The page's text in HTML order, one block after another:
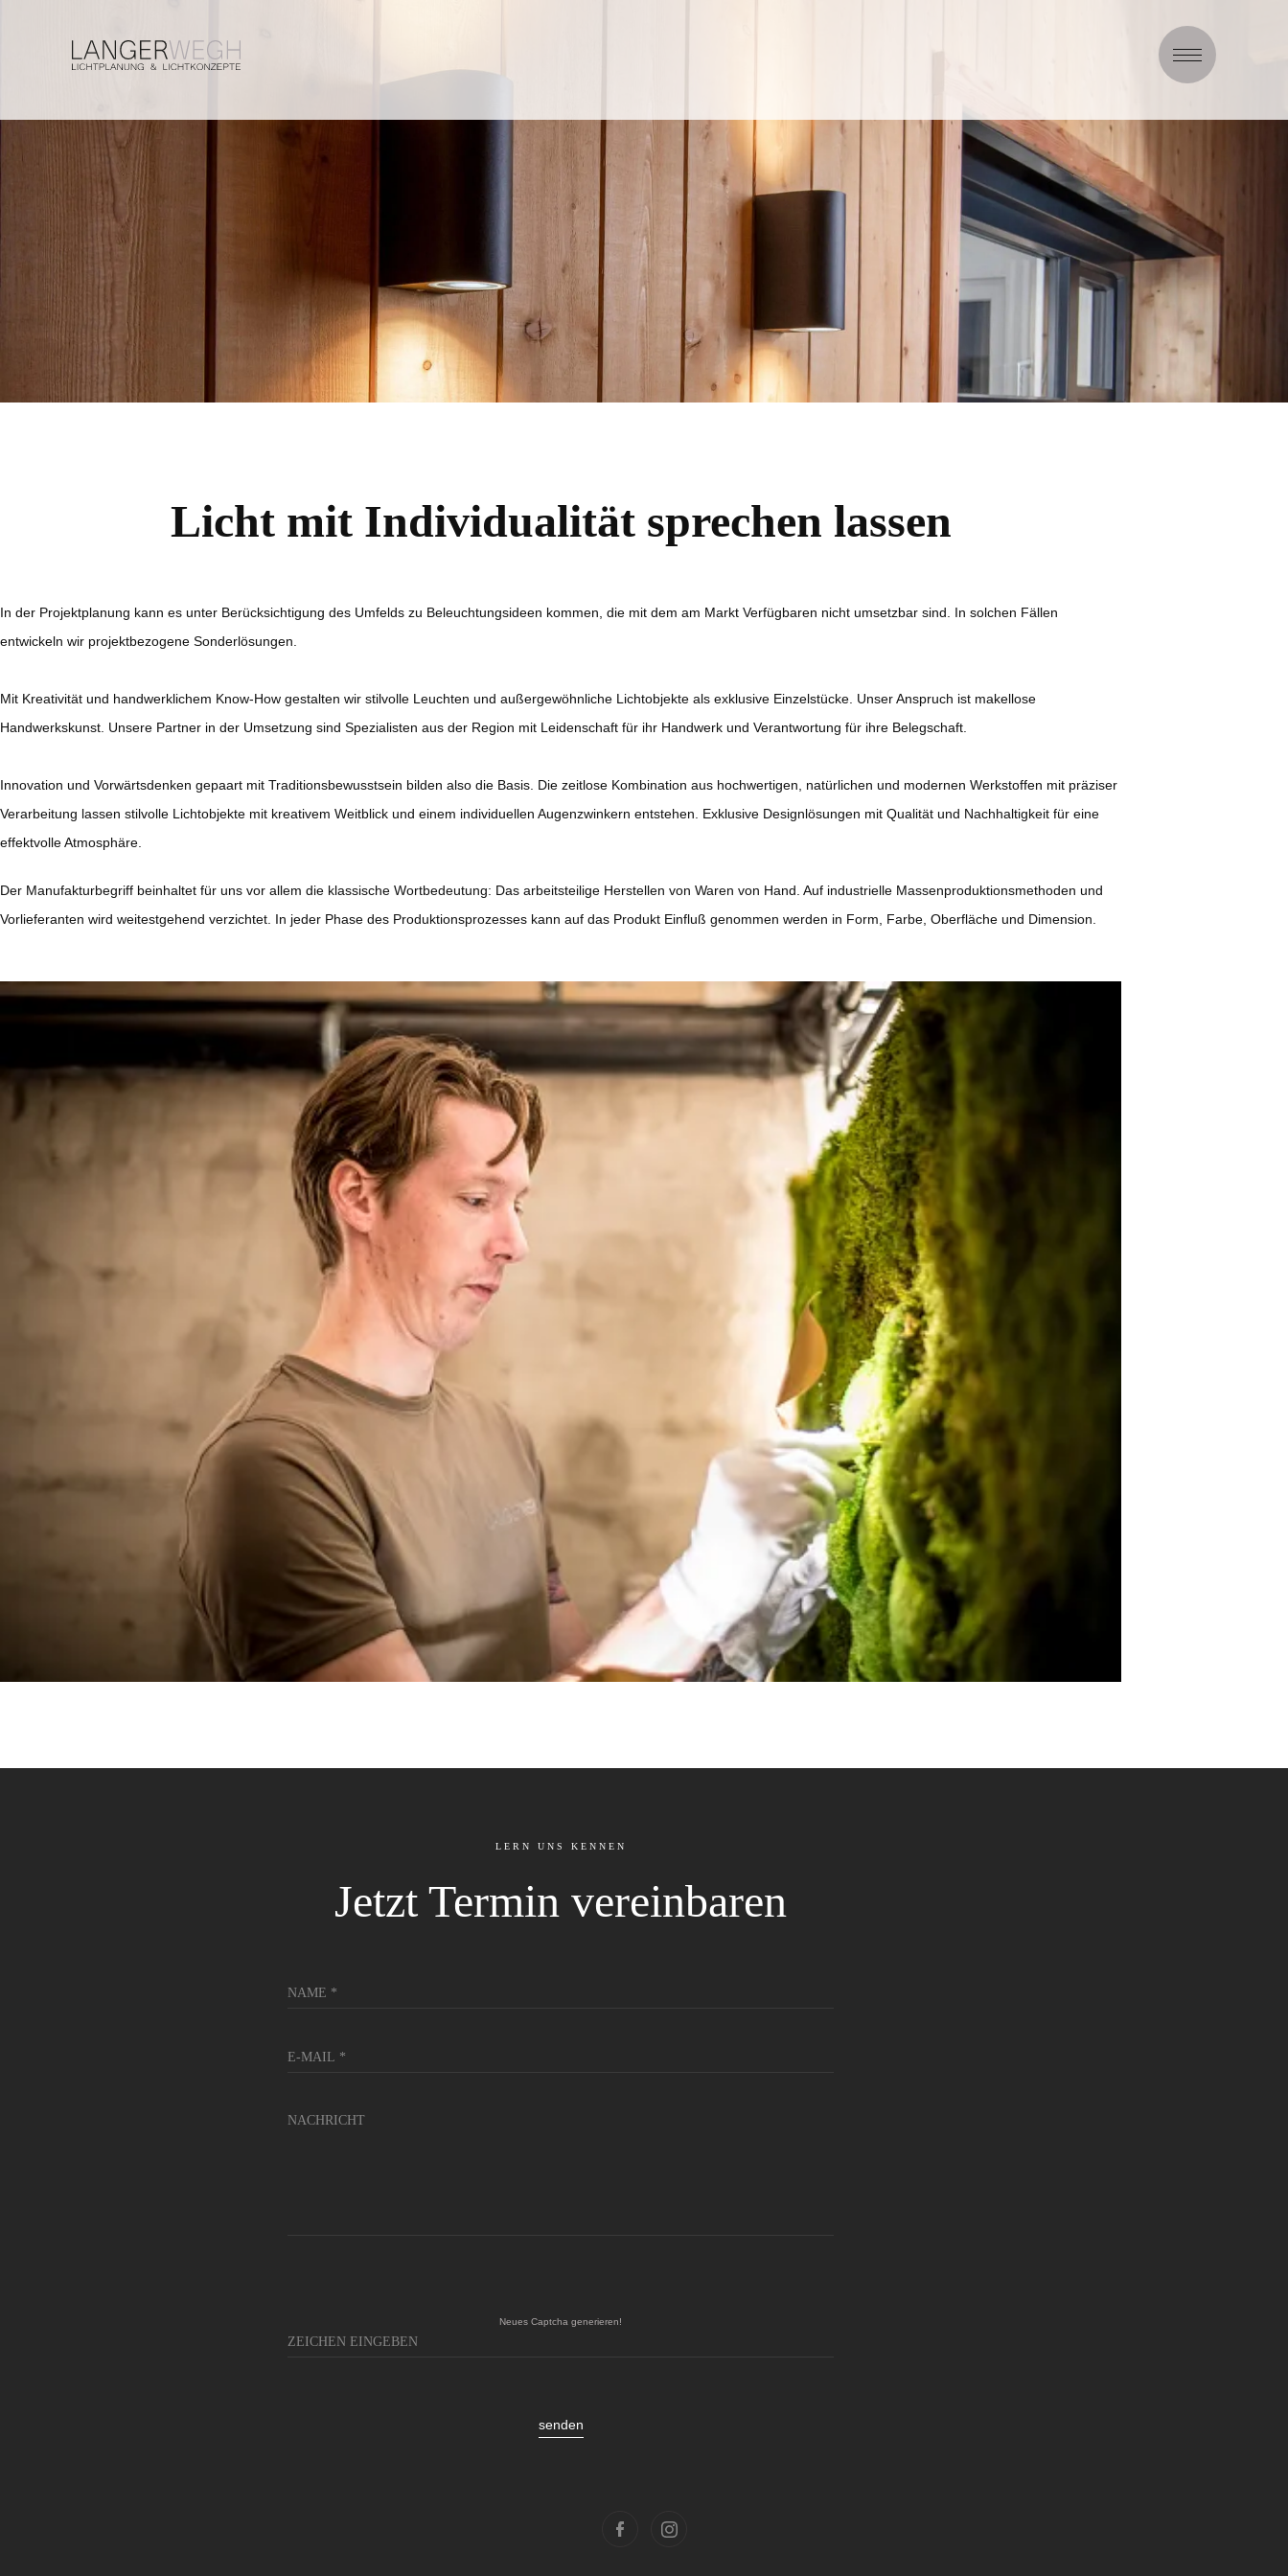
Licht mit Individualität sprechen lassen
In der Projektplanung kann es unter Berücksichtigung des Umfelds zu Beleuchtungsideen kommen, die mit dem am Markt Verfügbaren nicht umsetzbar sind. In solchen Fällen
entwickeln wir projektbezogene Sonderlösungen.
Mit Kreativität und handwerklichem Know-How gestalten wir stilvolle Leuchten und außergewöhnliche Lichtobjekte als exklusive Einzelstücke. Unser Anspruch ist makellose
Handwerkskunst. Unsere Partner in der Umsetzung sind Spezialisten aus der Region mit Leidenschaft für ihr Handwerk und Verantwortung für ihre Belegschaft.
Innovation und Vorwärtsdenken gepaart mit Traditionsbewusstsein bilden also die Basis. Die zeitlose Kombination aus hochwertigen, natürlichen und modernen Werkstoffen mit präziser
Verarbeitung lassen stilvolle Lichtobjekte mit kreativem Weitblick und einem individuellen Augenzwinkern entstehen. Exklusive Designlösungen mit Qualität und Nachhaltigkeit für eine
effektvolle Atmosphäre.
Der Manufakturbegriff beinhaltet für uns vor allem die klassische Wortbedeutung: Das arbeitsteilige Herstellen von Waren von Hand. Auf industrielle Massenproduktionsmethoden und
Vorlieferanten wird weitestgehend verzichtet. In jeder Phase des Produktionsprozesses kann auf das Produkt Einfluß genommen werden in Form, Farbe, Oberfläche und Dimension.
LERN UNS KENNEN
Jetzt Termin vereinbaren
Neues Captcha generieren!